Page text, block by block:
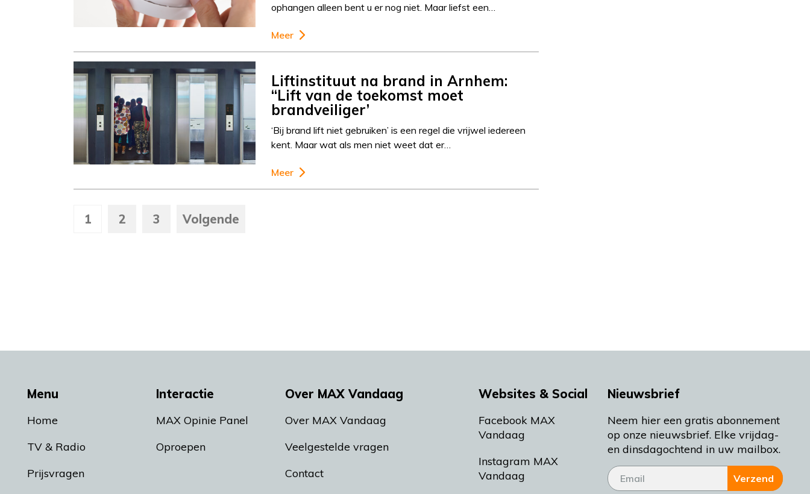
ophangen alleen bent u er nog niet. Maar liefst een…
Meer
Liftinstituut na brand in Arnhem:
“Lift van de toekomst moet
brandveiliger’
‘Bij brand lift niet gebruiken’ is een regel die vrijwel iedereen
kent. Maar wat als men niet weet dat er…
Meer
1 2 3 Volgende
Menu
Home
TV & Radio
Prijsvragen
Interactie
MAX Opinie Panel
Oproepen
Over MAX Vandaag
Over MAX Vandaag
Veelgestelde vragen
Contact
Websites & Social
Facebook MAX
Vandaag
Instagram MAX
Vandaag
Nieuwsbrief
Neem hier een gratis abonnement
op onze nieuwsbrief. Elke vrijdag-
en dinsdagochtend in uw mailbox.
Verzend